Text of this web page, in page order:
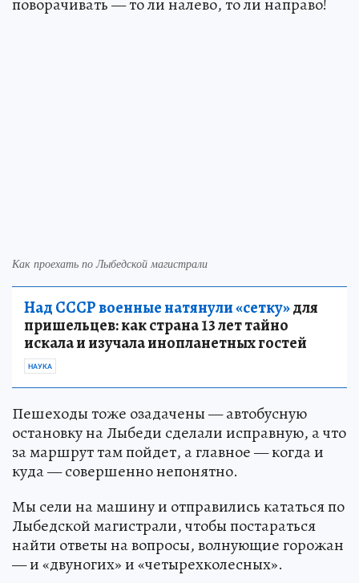
Как проехать по Лыбедской магистрали
Над СССР военные натянули «сетку»для
пришельцев: как страна 13 лет тайно
искала и изучала инопланетных гостей
НАУКА
Пешеходы тоже озадачены — автобусную
остановку на Лыбеди сделали исправную, а что
за маршрут там пойдет, а главное — когда и
куда — совершенно непонятно.
Мы сели на машину и отправились кататься по
Лыбедской магистрали, чтобы постараться
найти ответы на вопросы, волнующие горожан
— и «двуногих» и «четырехколесных».